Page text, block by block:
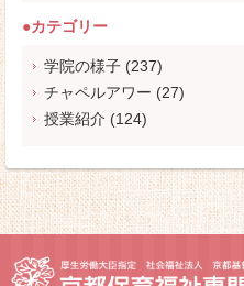
●カテゴリー
学院の様子 (237)
チャペルアワー (27)
授業紹介 (124)